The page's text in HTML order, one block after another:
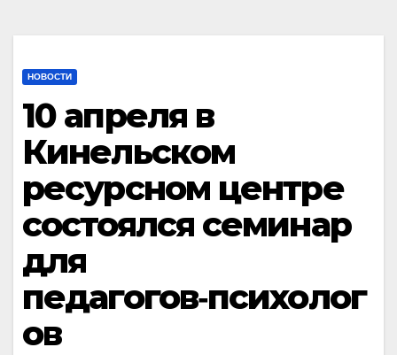
НОВОСТИ
10 апреля в
Кинельском
ресурсном центре
состоялся семинар
для
педагогов‑психолог
ов